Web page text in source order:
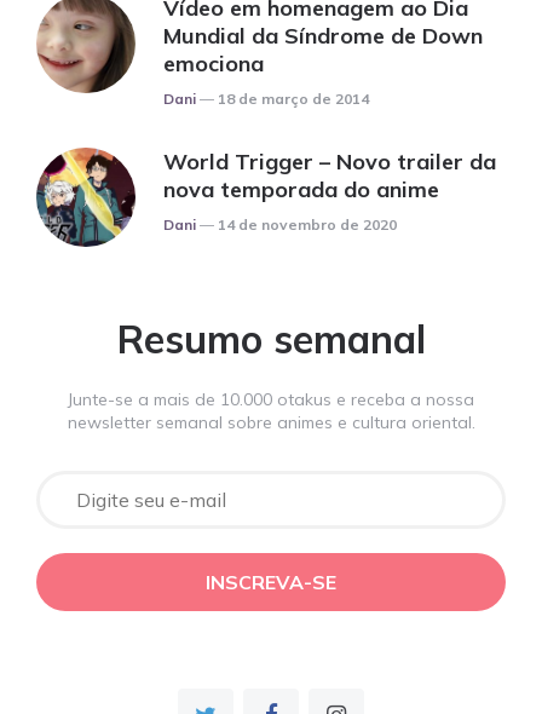
Vídeo em homenagem ao Dia
Mundial da Síndrome de Down
emociona
Posted
Dani 18 de março de 2014
World Trigger – Novo trailer da
nova temporada do anime
Posted
Dani 14 de novembro de 2020
Resumo semanal
Junte-se a mais de 10.000 otakus e receba a nossa
newsletter semanal sobre animes e cultura oriental.